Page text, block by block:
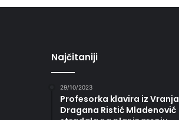
Najčitaniji
29/10/2023
Profesorka klavira iz Vranja
Dragana Ristić Mladenović